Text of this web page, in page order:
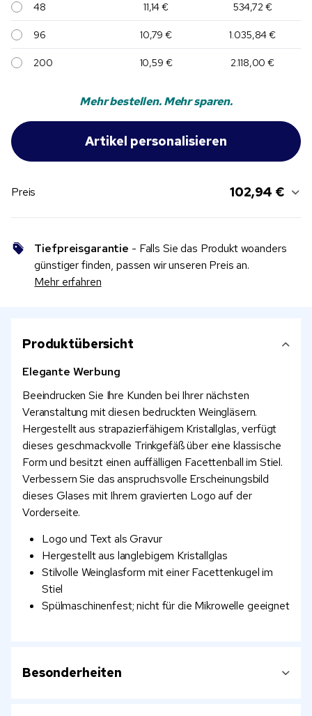
48 11,14 € 534,72 €
96 10,79 € 1.035,84 €
200 10,59 € 2.118,00 €
Mehr bestellen. Mehr sparen.
Preis 102,94 €
Tiefpreisgarantie - Falls Sie das Produkt woanders
günstiger finden, passen wir unseren Preis an.
Mehr erfahren
Produktübersicht
Elegante Werbung
Beeindrucken Sie Ihre Kunden bei Ihrer nächsten
Veranstaltung mit diesen bedruckten Weingläsern.
Hergestellt aus strapazierfähigem Kristallglas, verfügt
dieses geschmackvolle Trinkgefäß über eine klassische
Form und besitzt einen auffälligen Facettenball im Stiel.
Verbessern Sie das anspruchsvolle Erscheinungsbild
dieses Glases mit Ihrem gravierten Logo auf der
Vorderseite.
Logo und Text als Gravur
Hergestellt aus langlebigem Kristallglas
Stilvolle Weinglasform mit einer Facettenkugel im
Stiel
Spülmaschinenfest; nicht für die Mikrowelle geeignet
Besonderheiten